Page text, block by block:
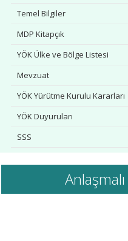
Temel Bilgiler
MDP Kitapçık
YÖK Ülke ve Bölge Listesi
Mevzuat
YÖK Yürütme Kurulu Kararları
YÖK Duyuruları
SSS